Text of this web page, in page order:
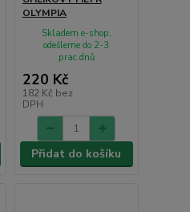
OLYMPIA
220 Kč
182 Kč bez
DPH
Skladem e-shop,
odešleme do 2-3
prac.dnů
Přidat do košíku